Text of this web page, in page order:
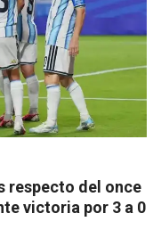
respecto del once
victoria por 3 a 0